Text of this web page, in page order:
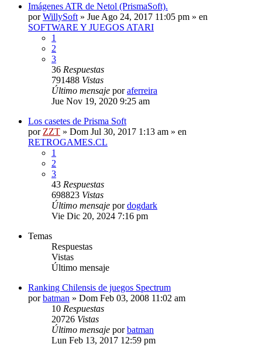
Imágenes ATR de Netol (PrismaSoft).
porWillySoft » Jue Ago 24, 2017 11:05 pm » en
SOFTWARE Y JUEGOS ATARI
1
2
3
36 Respuestas
791488 Vistas
Último mensaje poraferreira
Jue Nov 19, 2020 9:25 am
Los casetes de Prisma Soft
por ZZT » Dom Jul 30, 2017 1:13 am » en
RETROGAMES.CL
1
2
3
43 Respuestas
698823 Vistas
Último mensaje pordogdark
Vie Dic 20, 2024 7:16 pm
Temas
Respuestas
Vistas
Último mensaje
Ranking Chilensis de juegos Spectrum
porbatman » Dom Feb 03, 2008 11:02 am
10 Respuestas
20726 Vistas
Último mensaje porbatman
Lun Feb 13, 2017 12:59 pm